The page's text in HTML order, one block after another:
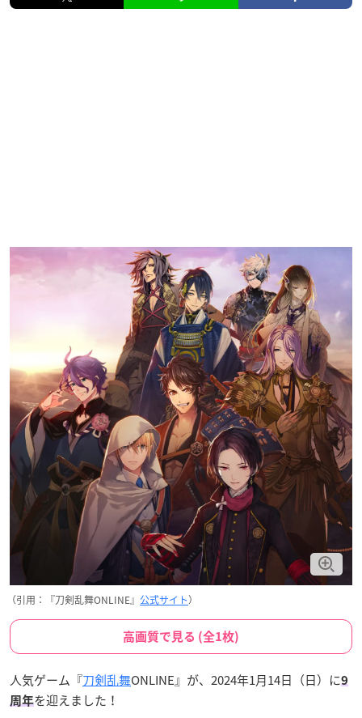
（引用：『刀剣乱舞ONLINE』 公式サイト）
高画質で見る (全1枚)
人気ゲーム『刀剣乱舞ONLINE』が、2024年1月14日（日）に9
周年を迎えました！